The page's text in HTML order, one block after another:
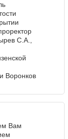
С.А.,
Воронков
Вам